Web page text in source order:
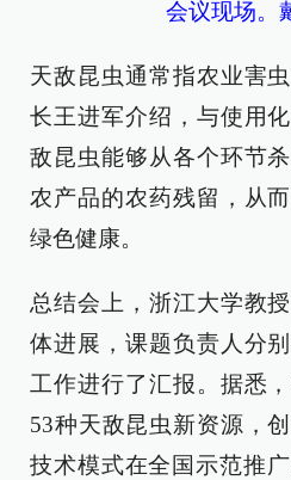
会议现场。
天敌昆虫通常指农业害
长王进军介绍，与使用
敌昆虫能够从各个环节
农产品的农药残留，从
绿色健康。
总结会上，浙江大学教
体进展，课题负责人分
工作进行了汇报。据悉
53种天敌昆虫新资源，
技术模式在全国示范推